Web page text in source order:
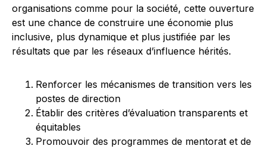
organisations comme pour la société, cette ouverture
est une chance de construire une économie plus
inclusive, plus dynamique et plus justifiée par les
résultats que par les réseaux d’influence hérités.
Renforcer les mécanismes de transition vers les
postes de direction
Établir des critères d’évaluation transparents et
équitables
Promouvoir des programmes de mentorat et de